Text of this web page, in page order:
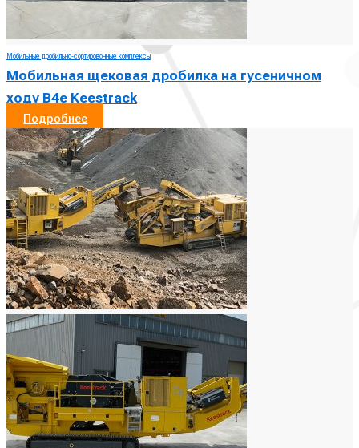
Мобильные дробильно-сортировочные комплексы
Мобильная щековая дробилка на гусеничном
ходу B4е Keestrack
Подробнее